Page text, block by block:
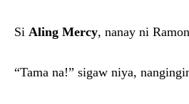
Si Aling Mercy, nanay ni
“Tama na!” sigaw niya,